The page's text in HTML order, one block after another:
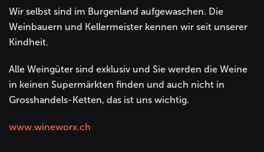
Wir selbst sind im Burgenland aufgewaschen. Die
Weinbauern und Kellermeister kennen wir seit unserer
Kindheit.
Alle Weingüter sind exklusiv und Sie werden die Weine
in keinen Supermärkten finden und auch nicht in
Grosshandels-Ketten, das ist uns wichtig.
www.wineworx.ch